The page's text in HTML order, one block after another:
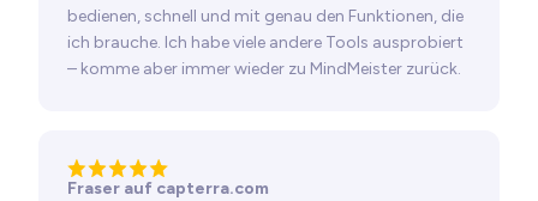
bedienen, schnell und mit genau den Funktionen, die
ich brauche. Ich habe viele andere Tools ausprobiert
– komme aber immer wieder zu MindMeister zurück.
Fraser auf capterra.com